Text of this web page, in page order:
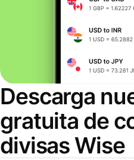
Descarga
gratuita de
divisas Wise